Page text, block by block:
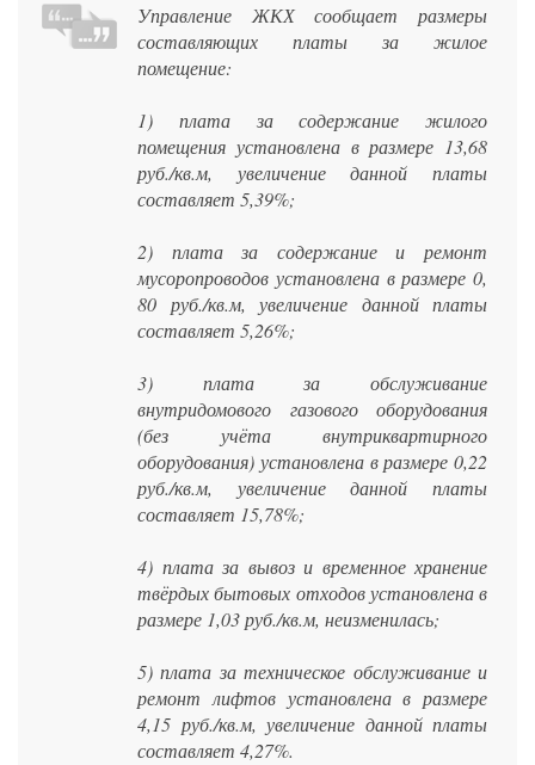
Управление ЖКХ сообщает размеры
составляющих платы за жилое
помещение:
1) плата за содержание жилого
помещения установлена в размере 13,68
руб./кв.м, увеличение данной платы
составляет 5,39%;
2) плата за содержание и ремонт
мусоропроводов установлена в размере 0,
80 руб./кв.м, увеличение данной платы
составляет 5,26%;
3) плата за обслуживание
внутридомового газового оборудования
(без учёта внутриквартирного
оборудования) установлена в размере 0,22
руб./кв.м, увеличение данной платы
составляет 15,78%;
4) плата за вывоз и временное хранение
твёрдых бытовых отходов установлена в
размере 1,03 руб./кв.м, неизменилась;
5) плата за техническое обслуживание и
ремонт лифтов установлена в размере
4,15 руб./кв.м, увеличение данной платы
составляет 4,27%.